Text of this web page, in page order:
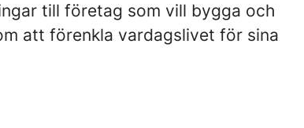
till företag som vill bygga och
att förenkla vardagslivet för sina